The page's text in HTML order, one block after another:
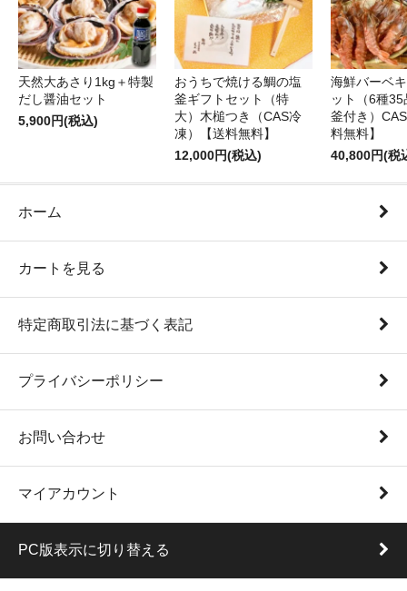
天然大あさり1kg＋特製
だし醤油セット
5,900円(税込)
おうちで焼ける鯛の塩
釜ギフトセット（特
大）木槌つき（CAS冷
凍）【送料無料】
12,000円(税込)
海鮮バーベ
ット（6種
釜付き）
料無料】
40,800円(税
ホーム
カートを見る
特定商取引法に基づく表記
プライバシーポリシー
お問い合わせ
マイアカウント
PC版表示に切り替える